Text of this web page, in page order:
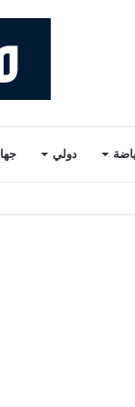
دولي
والأخير). ذ.